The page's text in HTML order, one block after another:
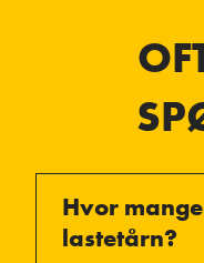
Hvor
lastetårn?